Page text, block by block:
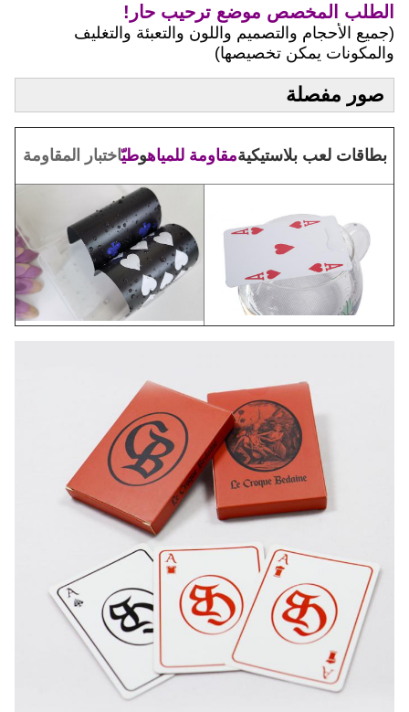
الطلب المخصص موضع ترحيب حار!
(جميع الأحجام والتصميم واللون والتعبئة والتغليف
والمكونات يمكن تخصيصها)
صور مفصلة
بطاقات لعب بلاستيكيةمقاومة للمياهوطيّاختبار المقاومة